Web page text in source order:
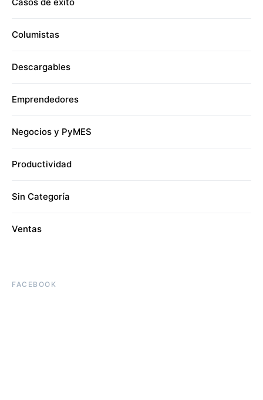
Columistas
Descargables
Emprendedores
Negocios y PyMES
Productividad
Sin Categoría
Ventas
FACEBOOK